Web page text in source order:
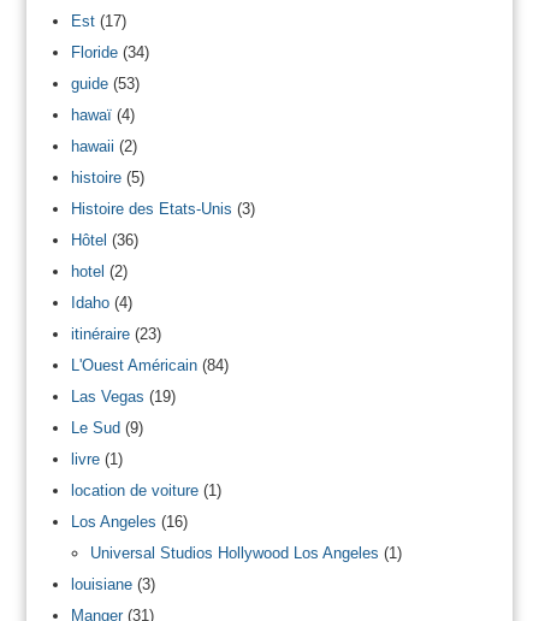
Est(17)
Floride(34)
guide(53)
hawaï(4)
hawaii (2)
histoire(5)
Histoire des Etats-Unis (3)
Hôtel (36)
hotel (2)
Idaho(4)
itinéraire(23)
L'Ouest Américain(84)
Las Vegas (19)
Le Sud(9)
livre(1)
location de voiture(1)
Los Angeles (16)
Universal Studios Hollywood Los Angeles (1)
louisiane(3)
Manger(31)